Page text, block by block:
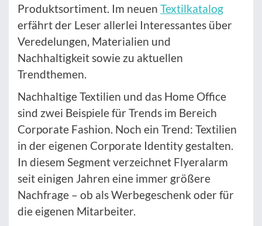
Produktsortiment. Im neuen Textilkatalog
erfährt der Leser allerlei Interessantes über
Veredelungen, Materialien und
Nachhaltigkeit sowie zu aktuellen
Trendthemen.
Nachhaltige Textilien und das Home Office
sind zwei Beispiele für Trends im Bereich
Corporate Fashion. Noch ein Trend: Textilien
in der eigenen Corporate Identity gestalten.
In diesem Segment verzeichnet Flyeralarm
seit einigen Jahren eine immer größere
Nachfrage – ob als Werbegeschenk oder für
die eigenen Mitarbeiter.